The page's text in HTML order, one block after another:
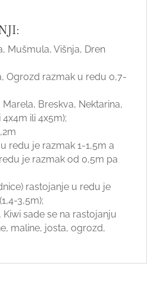
Mušmula, Višnja, Dren
Ogrozd razmak u redu 0,7-
Breskva, Nektarina,
ili 4x5m);
u redu je razmak 1-1,5m a
je razmak od 0,5m pa
rastojanje u redu je
3,5m);
sade se na rastojanju
maline, josta, ogrozd,